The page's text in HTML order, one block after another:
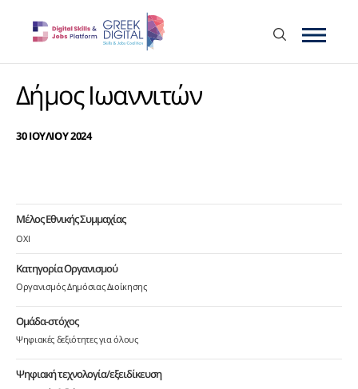
Δήμος Ιωαννιτών
30 ΙΟΥΛΙΟΥ 2024
Μέλος Εθνικής Συμμαχίας
ΟΧΙ
Κατηγορία Οργανισμού
Οργανισμός Δημόσιας Διοίκησης
Ομάδα-στόχος
Ψηφιακές δεξιότητες για όλους
Ψηφιακή τεχνολογία/εξειδίκευση